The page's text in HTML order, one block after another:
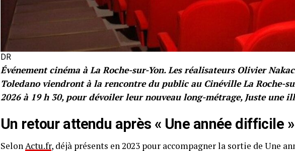
DR
Événement cinéma à La Roche-sur-Yon. Les réalisateurs Olivier
Toledano viendront à la rencontre du public au Cinéville La Roche-
2026 à 19 h 30, pour dévoiler leur nouveau long-métrage, Juste une
Un retour attendu après « Une année difficile »
SelonActu.fr, déjà présents en 2023 pour accompagner la sortie de Une